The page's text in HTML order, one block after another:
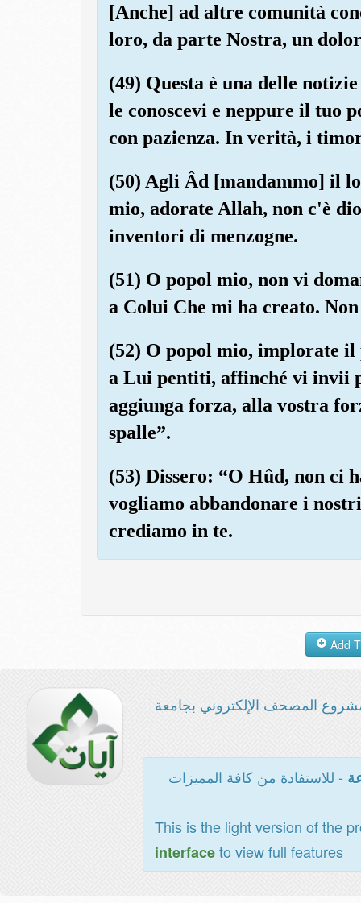
[Anche] ad altre comunità
loro, da parte Nostra, un
(49) Questa è una delle
le conoscevi e neppure il tuo
con pazienza. In verità, i
(50) Agli Âd [mandammo] il
mio, adorate Allah, non c'è
inventori di menzogne.
(51) O popol mio, non vi
a Colui Che mi ha creato.
(52) O popol mio, implorate il
a Lui pentiti, affinché vi invii
aggiunga forza, alla vostra
spalle”.
(53) Dissero: “O Hûd, non ci
vogliamo abbandonare i
crediamo in te.
المصحف الإلكتروني بجامعة
- للاستفادة من كافة المميزات
This is the light version of the
interfaceto view full features